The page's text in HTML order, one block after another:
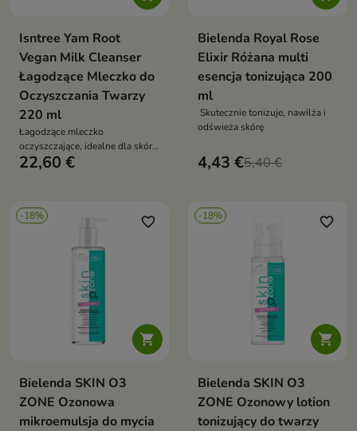
Isntree Yam Root
Vegan Milk Cleanser
Łagodzące Mleczko do
Oczyszczania Twarzy
220 ml
Łagodzące mleczko
oczyszczające, idealne dla skóry
wymagającej delikatnego, a
22,60 €
Bielenda Royal Rose
Elixir Różana multi
esencja tonizująca 200
ml
Skutecznie tonizuje, nawilża i
odświeża skórę
4,43 €5,40 €
-18%

favorite_border
Bielenda SKIN O3
ZONE Ozonowa
mikroemulsja do mycia
-18%

favorite_border
Bielenda SKIN O3
ZONE Ozonowy lotion
tonizujący do twarzy